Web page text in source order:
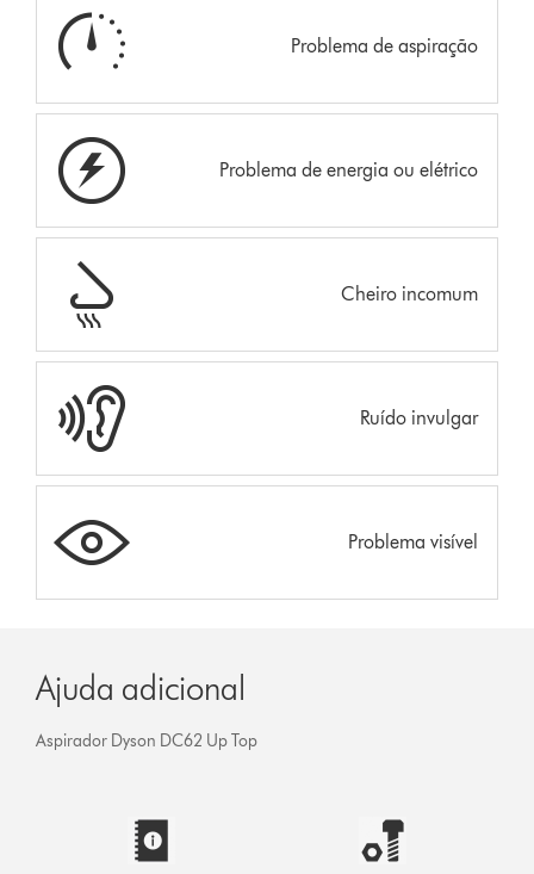
Problema de aspiração
Problema de energia ou elétrico
Cheiro incomum
Ruído invulgar
Problema visível
Ajuda adicional
Aspirador Dyson DC62 Up Top